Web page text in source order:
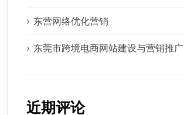
东营网络优化营销
东莞市跨境电商网站建设与营销推广
近期评论